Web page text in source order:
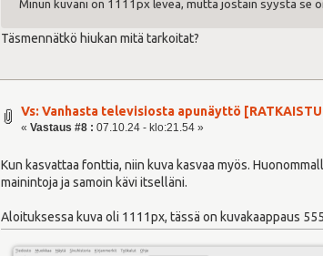
Minun kuvani on 1111px leveä, mutta jostain syystä se
Täsmennätkö hiukan mitä tarkoitat?
Vs: Vanhasta televisiosta apunäyttö
«Vastaus #8 : 07.10.24 - klo:21.54 »
Kun kasvattaa fonttia, niin kuva kasvaa myös.
mainintoja ja samoin kävi itselläni.
Aloituksessa kuva oli 1111px, tässä on kuvakaappaus